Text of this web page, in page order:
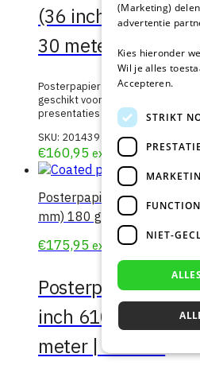
(36 inch, 914 mm)
30 meter | 4 rollen
Posterpapier Premium 120gr
geschikt voor het printen van
presentaties en reclame
SKU: 201439
€160,95 excl. btw
Posterpapier plus A1 (24
mm) 180 gr 30 meter | 4
€175,95 excl. btw
Posterpapier plus
inch 610 mm) 180
meter | 4 rollen
(Marketing)
advertentie
Kies hieronder
Wil je alles
Accepteren.
STRIKT
PRESTATIE
NIET-